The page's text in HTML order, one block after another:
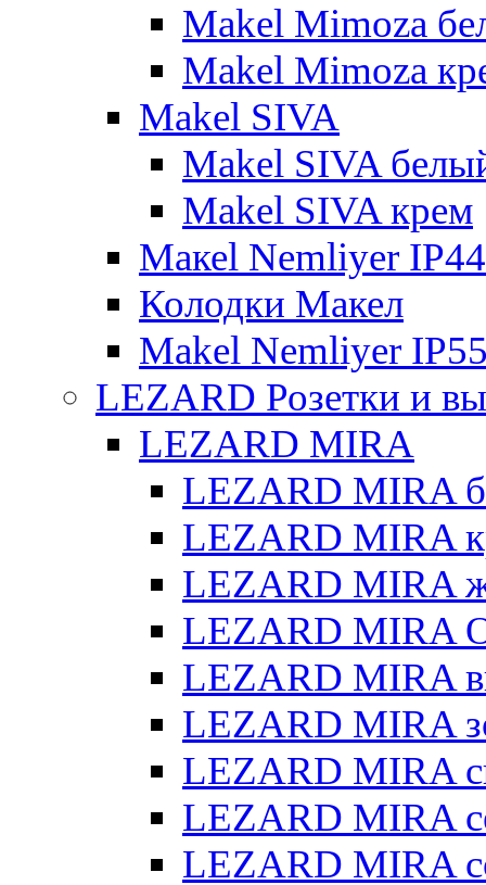
Makel Mimoza
Makel Mimoza
Makel SIVA
Makel SIVA
Makel SIVA крем
Макеl Nemliyer IP44
Колодки Макел
Makel Nemliyer
LEZARD Розетки и
LEZARD MIRA
LEZARD MIRA
LEZARD MIRA
LEZARD MIRA
LEZARD MIRA
LEZARD MIRA
LEZARD MIRA
LEZARD MIRA
LEZARD MIRA
LEZARD MIRA